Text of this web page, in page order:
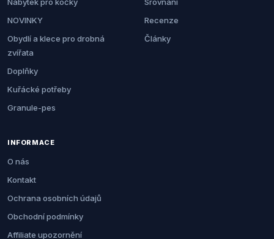
Nábytek pro kočky
NOVINKY
Obydlí a klece pro drobná
zvířata
Doplňky
Kuřácké potřeby
Granule-pes
Srovnání
Recenze
Články
INFORMACE
O nás
Kontakt
Ochrana osobních údajů
Obchodní podmínky
Affiliate upozornění